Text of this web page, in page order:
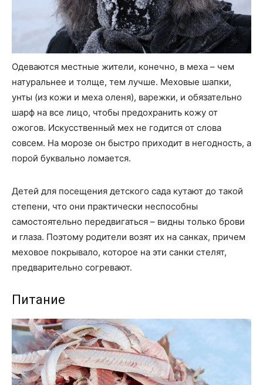
Одеваются местные жители, конечно, в меха – чем
натуральнее и толще, тем лучше. Меховые шапки,
унты (из кожи и меха оленя), варежки, и обязательно
шарф на все лицо, чтобы предохранить кожу от
ожогов. Искусственный мех не годится от слова
совсем. На морозе он быстро приходит в негодность, а
порой буквально ломается.
Детей для посещения детского сада кутают до такой
степени, что они практически неспособны
самостоятельно передвигаться – видны только брови
и глаза. Поэтому родители возят их на санках, причем
меховое покрывало, которое на эти санки стелят,
предварительно согревают.
Питание